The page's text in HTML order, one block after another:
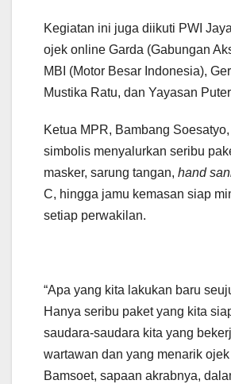
Kegiatan ini juga diikuti PWI
ojek online Garda (Gabungan
MBI (Motor Besar Indonesia),
Mustika Ratu, dan Yayasan
Ketua MPR, Bambang
simbolis menyalurkan seribu
masker, sarung tangan, hand
C, hingga jamu kemasan siap
setiap perwakilan.
“Apa yang kita lakukan baru
Hanya seribu paket yang kita
saudara-saudara kita yang
wartawan dan yang menarik ojek
Bamsoet, sapaan akrabnya,